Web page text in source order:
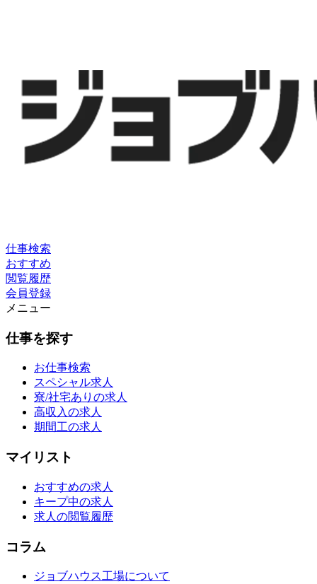
仕事検索
おすすめ
閲覧履歴
会員登録
メニュー
仕事を探す
お仕事検索
スペシャル求人
寮/社宅ありの求人
高収入の求人
期間工の求人
マイリスト
おすすめの求人
キープ中の求人
求人の閲覧履歴
コラム
ジョブハウス工場について